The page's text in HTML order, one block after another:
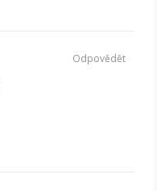
Odpovědět